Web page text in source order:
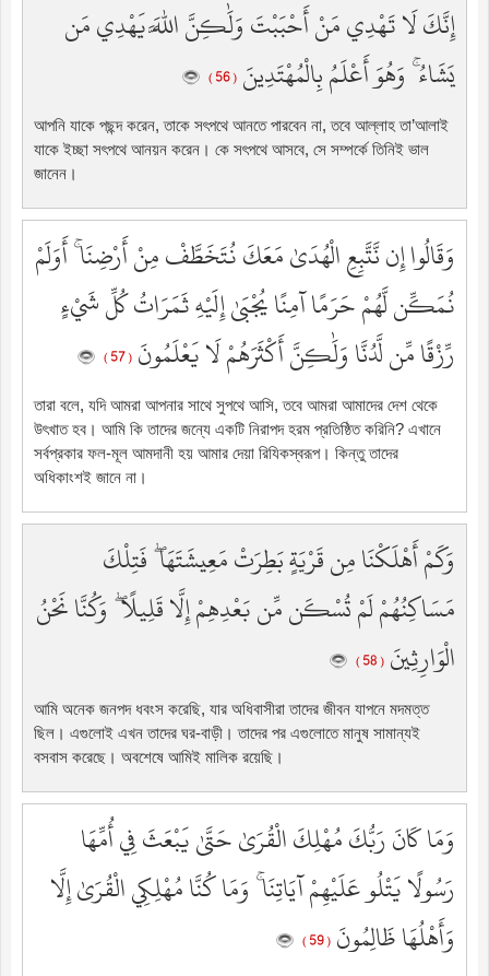
إِنَّكَ لَا تَهْدِي مَنْ أَحْبَبْتَ وَلَٰكِنَّ اللَّهَ يَهْدِي مَن
يَشَاءُ ۚ وَهُوَ أَعْلَمُ بِالْمُهْتَدِينَ ( 56 )
আপনি যাকে পছন্দ করেন, তাকে সৎপথে আনতে পারবেন না, তবে আল্লাহ তা’আলাই
যাকে ইচ্ছা সৎপথে আনয়ন করেন। কে সৎপথে আসবে, সে সম্পর্কে তিনিই ভাল
জানেন।
وَقَالُوا إِن نَّتَّبِعِ الْهُدَىٰ مَعَكَ نُتَخَطَّفْ مِنْ أَرْضِنَا ۚ أَوَلَمْ
نُمَكِّن لَّهُمْ حَرَمًا آمِنًا يُجْبَىٰ إِلَيْهِ ثَمَرَاتُ كُلِّ شَيْءٍ
رِّزْقًا مِّن لَّدُنَّا وَلَٰكِنَّ أَكْثَرَهُمْ لَا يَعْلَمُونَ ( 57 )
তারা বলে, যদি আমরা আপনার সাথে সুপথে আসি, তবে আমরা আমাদের দেশ থেকে
উৎখাত হব। আমি কি তাদের জন্যে একটি নিরাপদ হরম প্রতিষ্ঠিত করিনি? এখানে
সর্বপ্রকার ফল-মূল আমদানী হয় আমার দেয়া রিযিকস্বরূপ। কিন্তু তাদের
অধিকাংশই জানে না।
وَكَمْ أَهْلَكْنَا مِن قَرْيَةٍ بَطِرَتْ مَعِيشَتَهَا ۖ فَتِلْكَ
مَسَاكِنُهُمْ لَمْ تُسْكَن مِّن بَعْدِهِمْ إِلَّا قَلِيلًا ۖ وَكُنَّا نَحْنُ
الْوَارِثِينَ ( 58 )
আমি অনেক জনপদ ধবংস করেছি, যার অধিবাসীরা তাদের জীবন যাপনে মদমত্ত
ছিল। এগুলোই এখন তাদের ঘর-বাড়ী। তাদের পর এগুলোতে মানুষ সামান্যই
বসবাস করেছে। অবশেষে আমিই মালিক রয়েছি।
وَمَا كَانَ رَبُّكَ مُهْلِكَ الْقُرَىٰ حَتَّىٰ يَبْعَثَ فِي أُمِّهَا
رَسُولًا يَتْلُو عَلَيْهِمْ آيَاتِنَا ۚ وَمَا كُنَّا مُهْلِكِي الْقُرَىٰ إِلَّا
وَأَهْلُهَا ظَالِمُونَ ( 59 )